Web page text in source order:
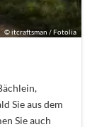
©itcraftsman / Fotolia
Sie aus dem
Sie auch